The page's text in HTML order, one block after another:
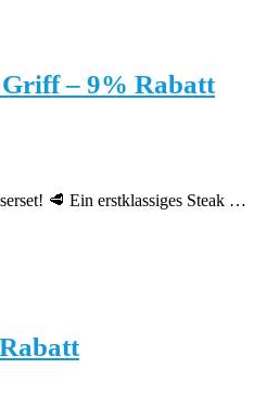
Griff – 9% Rabatt
🥩 Ein erstklassiges Steak …